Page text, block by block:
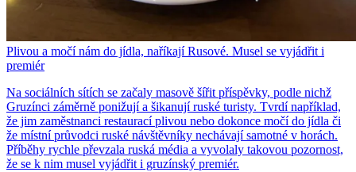
Plivou a močí nám do jídla, naříkají Rusové. Musel se vyjádřit i
premiér
Na sociálních sítích se začaly masově šířit příspěvky, podle nichž
Gruzínci záměrně ponižují a šikanují ruské turisty. Tvrdí například,
že jim zaměstnanci restaurací plivou nebo dokonce močí do jídla či
že místní průvodci ruské návštěvníky nechávají samotné v horách.
Příběhy rychle převzala ruská média a vyvolaly takovou pozornost,
že se k nim musel vyjádřit i gruzínský premiér.